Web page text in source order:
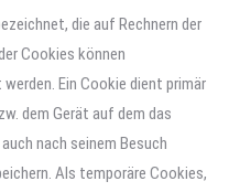
die auf Rechnern der
Cookies können
Ein Cookie dient primär
dem Gerät auf dem das
nach seinem Besuch
Als temporäre Cookies,